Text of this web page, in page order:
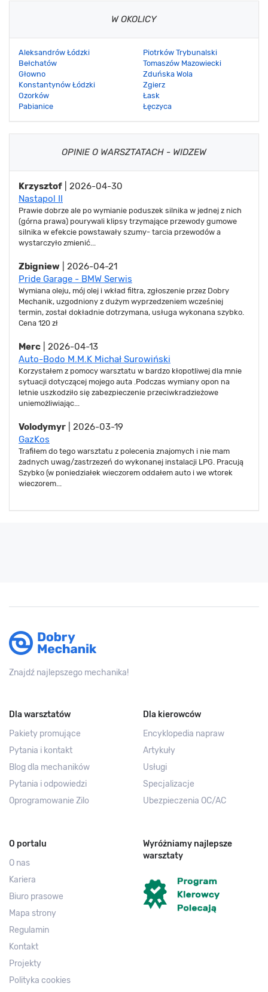
W OKOLICY
Aleksandrów Łódzki
Bełchatów
Głowno
Konstantynów Łódzki
Ozorków
Pabianice
Piotrków Trybunalski
Tomaszów Mazowiecki
Zduńska Wola
Zgierz
Łask
Łęczyca
OPINIE O WARSZTATACH - WIDZEW
Krzysztof | 2026-04-30
Nastapol II
Prawie dobrze ale po wymianie poduszek silnika w jednej z nich
(górna prawa) pourywali klipsy trzymające przewody gumowe
silnika w efekcie powstawały szumy- tarcia przewodów a
wystarczyło zmienić...
Zbigniew | 2026-04-21
Pride Garage - BMW Serwis
Wymiana oleju, mój olej i wkład filtra, zgłoszenie przez Dobry
Mechanik, uzgodniony z dużym wyprzedzeniem wcześniej
termin, został dokładnie dotrzymana, usługa wykonana szybko.
Cena 120 zł
Merc | 2026-04-13
Auto-Bodo M.M.K Michał Surowiński
Korzystałem z pomocy warsztatu w bardzo kłopotliwej dla mnie
sytuacji dotyczącej mojego auta .Podczas wymiany opon na
letnie uszkodziło się zabezpieczenie przeciwkradzieżowe
uniemożliwiając...
Volodymyr | 2026-03-19
GazKos
Trafiłem do tego warsztatu z polecenia znajomych i nie mam
żadnych uwag/zastrzezeń do wykonanej instalacji LPG. Pracują
Szybko (w poniedziałek wieczorem oddałem auto i we wtorek
wieczorem...
Znajdź najlepszego mechanika!
Dla warsztatów
Pakiety promujące
Pytania i kontakt
Blog dla mechaników
Pytania i odpowiedzi
Oprogramowanie Zilo
Dla kierowców
Encyklopedia napraw
Artykuły
Usługi
Specjalizacje
Ubezpieczenia OC/AC
O portalu
O nas
Kariera
Biuro prasowe
Mapa strony
Regulamin
Kontakt
Projekty
Polityka cookies
Wyróżniamy najlepsze
warsztaty